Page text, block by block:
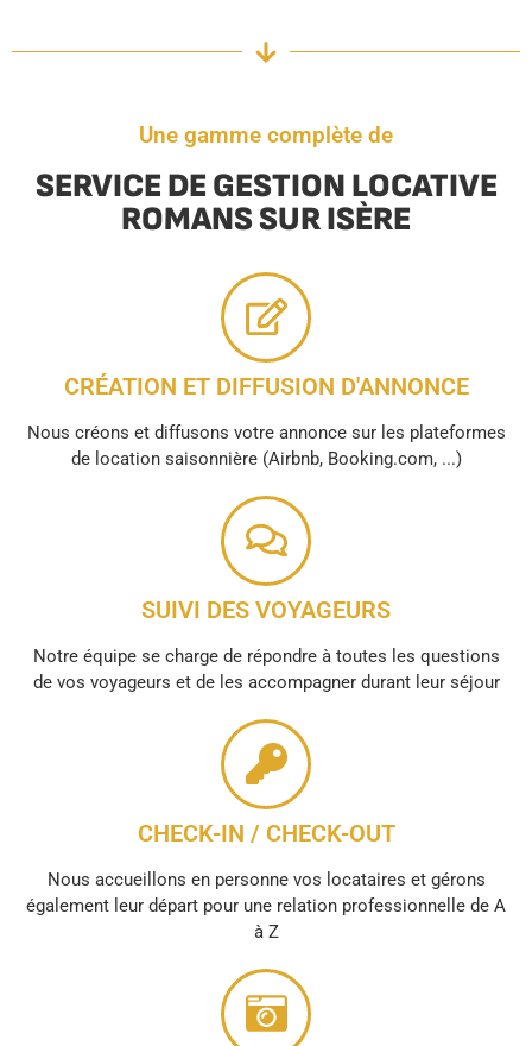
Une gamme complète de
SERVICE DE GESTION LOCATIVE
ROMANS SUR ISÈRE
CRÉATION ET DIFFUSION D'ANNONCE
Nous créons et diffusons votre annonce sur les plateformes
de location saisonnière (Airbnb, Booking.com, ...)
SUIVI DES VOYAGEURS
Notre équipe se charge de répondre à toutes les questions
de vos voyageurs et de les accompagner durant leur séjour
CHECK-IN / CHECK-OUT
Nous accueillons en personne vos locataires et gérons
également leur départ pour une relation professionnelle de A
à Z